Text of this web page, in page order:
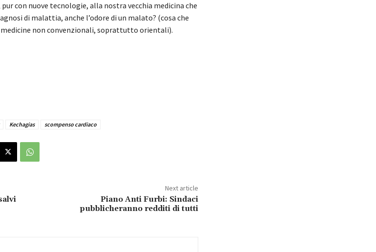
con nuove tecnologie, alla nostra vecchia medicina che
di malattia, anche l’odore di un malato? (cosa che
non convenzionali, soprattutto orientali).
Kechagias scompenso cardiaco
Next article
Piano Anti Furbi: Sindaci
pubblicheranno redditi di tutti